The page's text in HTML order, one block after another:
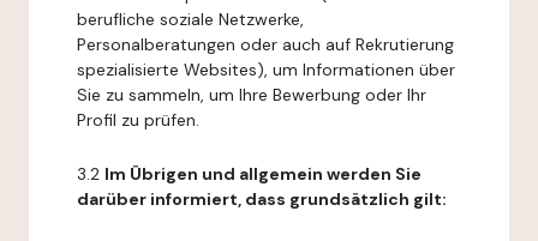
berufliche soziale Netzwerke,
Personalberatungen oder auch auf Rekrutierung
spezialisierte Websites), um Informationen über
Sie zu sammeln, um Ihre Bewerbung oder Ihr
Profil zu prüfen.
3.2 Im Übrigen und allgemein werden Sie
darüber informiert, dass grundsätzlich gilt: